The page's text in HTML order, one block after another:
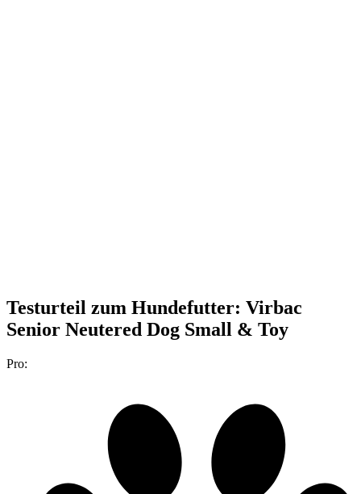
Testurteil zum Hundefutter: Virbac
Senior Neutered Dog Small & Toy
Pro: